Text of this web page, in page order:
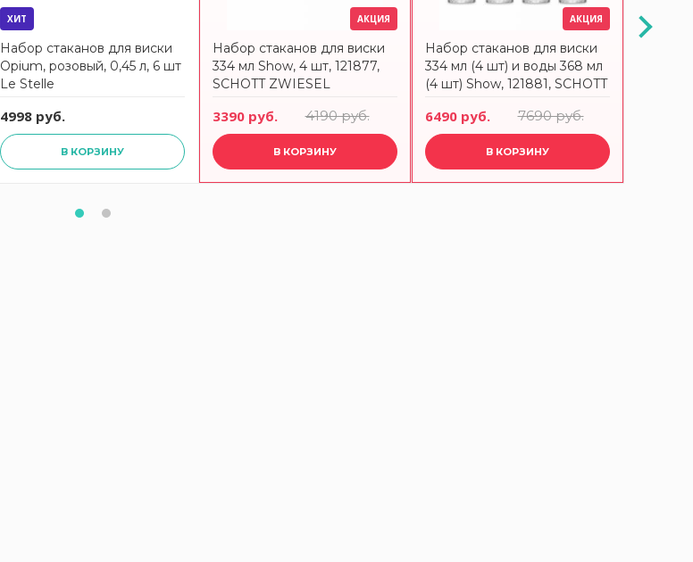
ХИТ
Набор стаканов для виски
Opium, розовый, 0,45 л, 6 шт
Le Stelle
4998 руб.
В КОРЗИНУ
АКЦИЯ
Набор стаканов для виски
334 мл Show, 4 шт, 121877,
SCHOTT ZWIESEL
3390 руб. 4190 руб.
В КОРЗИНУ
АКЦИЯ
Набор стаканов для виски
334 мл (4 шт) и воды 368 мл
(4 шт) Show, 121881, SCHOTT
6490 руб. 7690 руб.
В КОРЗИНУ